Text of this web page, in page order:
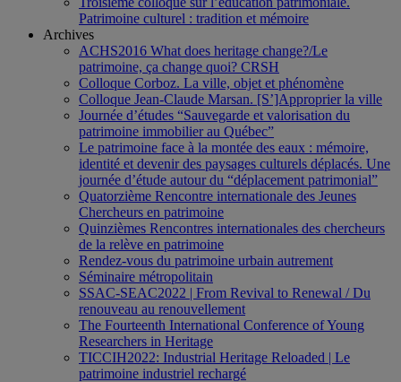
Patrimoine culturel : tradition et mémoire
Archives
ACHS2016 What does heritage change?/Le
patrimoine, ça change quoi? CRSH
Colloque Corboz. La ville, objet et phénomène
Colloque Jean-Claude Marsan. [S’]Approprier la ville
Journée d’études “Sauvegarde et valorisation du
patrimoine immobilier au Québec”
Le patrimoine face à la montée des eaux : mémoire,
identité et devenir des paysages culturels déplacés. Une
journée d’étude autour du “déplacement patrimonial”
Quatorzième Rencontre internationale des Jeunes
Chercheurs en patrimoine
Quinzièmes Rencontres internationales des chercheurs
de la relève en patrimoine
Rendez-vous du patrimoine urbain autrement
Séminaire métropolitain
SSAC-SEAC2022 | From Revival to Renewal / Du
renouveau au renouvellement
The Fourteenth International Conference of Young
Researchers in Heritage
TICCIH2022: Industrial Heritage Reloaded | Le
patrimoine industriel rechargé